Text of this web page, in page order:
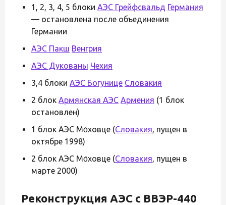
1, 2, 3, 4, 5 блоки АЭС Грейфсвальд Германия
— остановлена после объединения
Германии
АЭС Пакш Венгрия
АЭС Дукованы Чехия
3,4 блоки АЭС Богунице Словакия
2 блок Армянская АЭС Армения (1 блок
остановлен)
1 блок АЭС Мо́ховце (Словакия, пущен в
октябре 1998)
2 блок АЭС Мо́ховце (Словакия, пущен в
марте 2000)
Реконструкция АЭС с ВВЭР-440